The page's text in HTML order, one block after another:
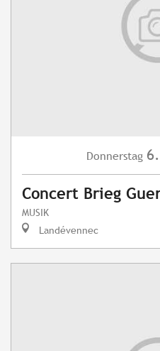
Donnerstag 6.
Concert Brieg
MUSIK
Landévennec